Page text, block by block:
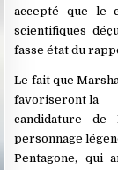
accepté que le
scientifiques
fasse état du
Le fait que
favoriseront la
candidature
personnage
Pentagone, qui